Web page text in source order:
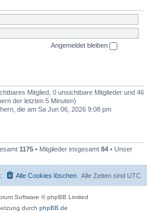
Angemeldet bleiben
Mitglied, 0 unsichtbare Mitglieder und 46
der letzten 5 Minuten)
die am Sa Jun 06, 2026 9:08 pm
1175 • Mitglieder insgesamt 84 • Unser
Alle Zeiten sind UTC
Alle Cookies löschen
Software © phpBB Limited
durch phpBB.de